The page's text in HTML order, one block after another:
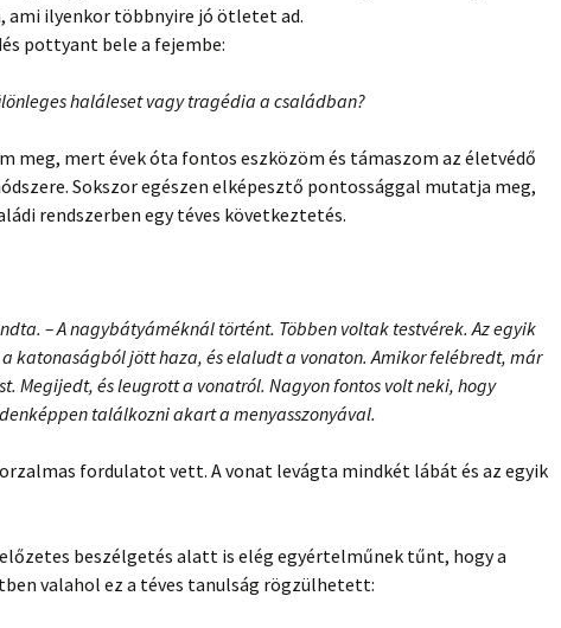
ami ilyenkor többnyire jó ötletet ad.
pottyant bele a fejembe:
haláleset vagy tragédia a családban?
meg, mert évek óta fontos eszközöm és támaszom az életvédő
Sokszor egészen elképesztő pontossággal mutatja meg,
rendszerben egy téves következtetés.
– A nagybátyáméknál történt. Többen voltak testvérek. Az egyik
katonaságból jött haza, és elaludt a vonaton. Amikor felébredt, már
Megijedt, és leugrott a vonatról. Nagyon fontos volt neki, hogy
találkozni akart a menyasszonyával.
fordulatot vett. A vonat levágta mindkét lábát és az egyik
beszélgetés alatt is elég egyértelműnek tűnt, hogy a
valahol ez a téves tanulság rögzülhetett: